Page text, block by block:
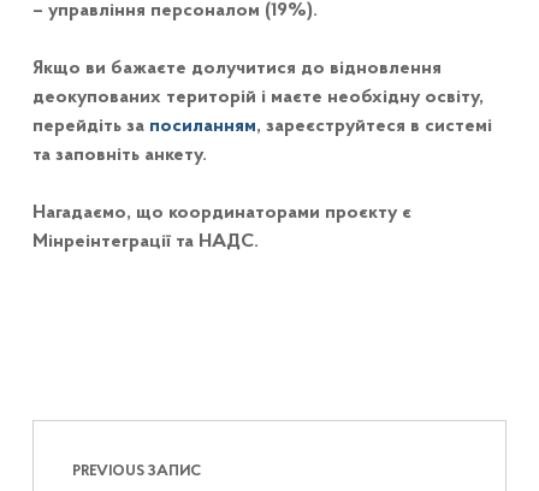
– управління персоналом (19%).
Якщо ви бажаєте долучитися до відновлення
деокупованих територій і маєте необхідну освіту,
перейдіть за посиланням, зареєструйтеся в системі
та заповніть анкету.
Нагадаємо, що координаторами проєкту є
Мінреінтеграції та НАДС.
Skip back to main navigation
Навігація записів
PREVIOUS ЗАПИС